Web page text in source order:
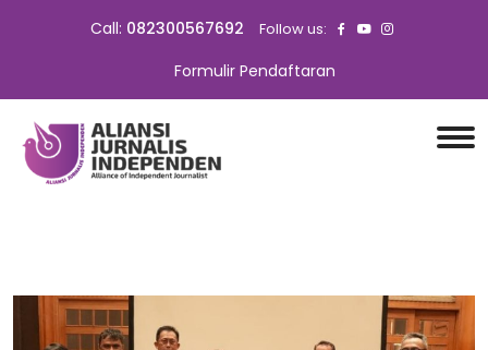
Call: 082300567692 Follow us:
Formulir Pendaftaran